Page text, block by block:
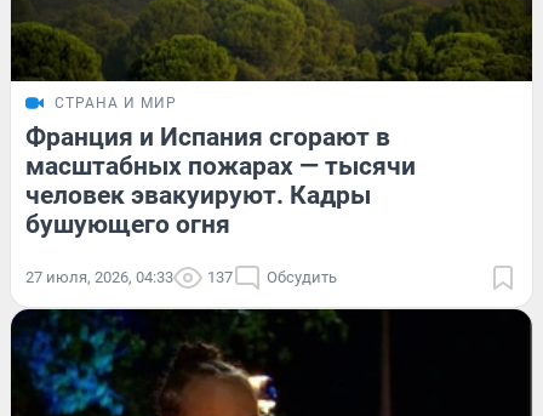
СТРАНА И МИР
Франция и Испания сгорают в
масштабных пожарах — тысячи
человек эвакуируют. Кадры
бушующего огня
27 июля, 2026, 04:33 137 Обсудить